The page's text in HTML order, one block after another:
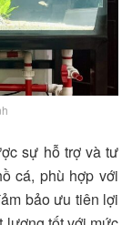
sự hỗ trợ và tư
cá, phù hợp với
bảo ưu tiên lợi